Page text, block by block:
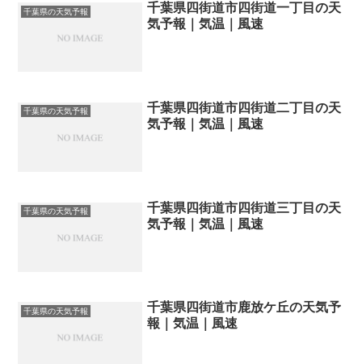
千葉県の天気予報
千葉県四街道市四街道一丁目の天
気予報｜気温｜風速
千葉県の天気予報
千葉県四街道市四街道二丁目の天
気予報｜気温｜風速
千葉県の天気予報
千葉県四街道市四街道三丁目の天
気予報｜気温｜風速
千葉県の天気予報
千葉県四街道市鹿放ケ丘の天気予
報｜気温｜風速